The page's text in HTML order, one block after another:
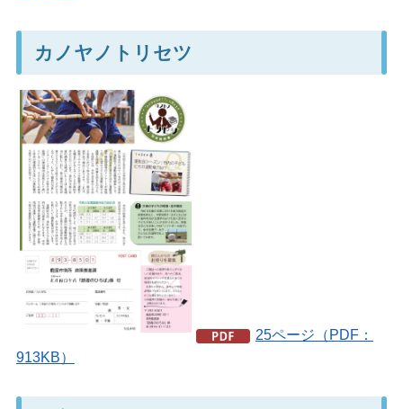
カノヤノトリセツ
25ページ（PDF：
913KB）